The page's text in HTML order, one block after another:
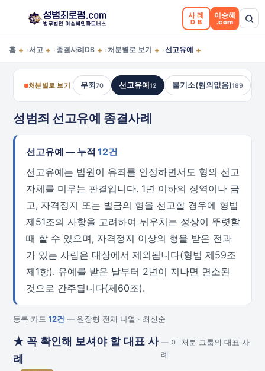
사례
DB
이승혜
.com
홈 + ›서고 + › 종결사례DB + › 처분별로 보기 + ›선고유예 +
처분별로 보기 무죄70 선고유예12 불기소(혐의없음)189
성범죄 선고유예 종결사례
선고유예 — 누적 12건
선고유예는 법원이 유죄를 인정하면서도 형의 선고
자체를 미루는 판결입니다. 1년 이하의 징역이나 금
고, 자격정지 또는 벌금의 형을 선고할 경우에 형법
제51조의 사항을 고려하여 뉘우치는 정상이 뚜렷할
때 할 수 있으며, 자격정지 이상의 형을 받은 전과
가 있는 사람은 대상에서 제외됩니다(형법 제59조
제1항). 유예를 받은 날부터 2년이 지나면 면소된
것으로 간주됩니다(제60조).
등록 카드 12건 — 원장형 전체 나열 · 최신순
★ 꼭 확인해 보셔야 할 대표 사
례
— 이 처분 그룹의 대표 사
례